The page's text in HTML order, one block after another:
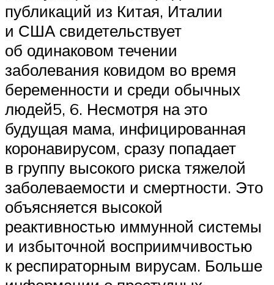
публикаций из Китая, Италии
и США свидетельствует
об одинаковом течении
заболевания ковидом во время
беременности и среди обычных
людей5, 6. Несмотря на это
будущая мама, инфицированная
коронавирусом, сразу попадает
в группу высокого риска тяжелой
заболеваемости и смертности. Это
объясняется высокой
реактивностью иммунной системы
и избыточной восприимчивостью
к респираторным вирусам. Больше